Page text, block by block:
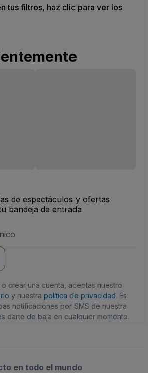
tus filtros, haz clic para ver los
de espectáculos y ofertas
bandeja de entrada
crear una cuenta, aceptas nuestro
y nuestra política de privacidad. Es
notificaciones por SMS de nuestra
darte de baja en cualquier momento.
en todo el mundo